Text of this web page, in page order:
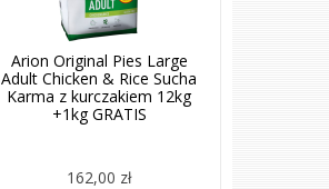
Arion Original Pies Large
Adult Chicken & Rice Sucha
Karma z kurczakiem 12kg
+1kg GRATIS
162,00 zł